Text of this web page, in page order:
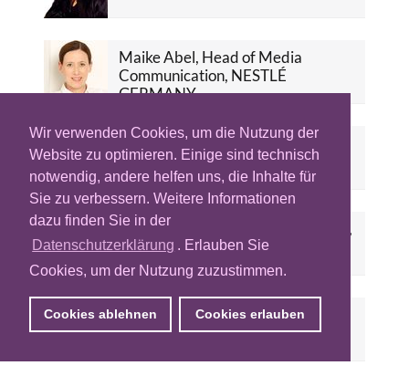
Wir verwenden Cookies, um die Nutzung der
Website zu optimieren. Einige sind technisch
notwendig, andere helfen uns, die Inhalte für
Sie zu verbessern. Weitere Informationen
dazu finden Sie in der
Datenschutzerklärung . Erlauben Sie
Cookies, um der Nutzung zuzustimmen.
Cookies ablehnen Cookies erlauben
Maike Abel, Head of Media
Communication, NESTLÉ
GERMANY
Luisa Abraham, Managing
Director, ZEBRALUTION Podcast
Torsten Ahlers, Managing Director,
MediaMarktSaturn Retail Media
Tom Alby, Head of Performance
Agency, Google Germany